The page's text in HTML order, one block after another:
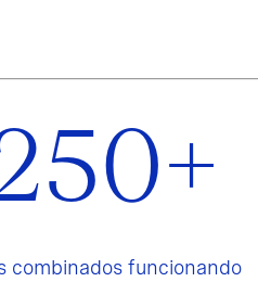
combinados funcionando